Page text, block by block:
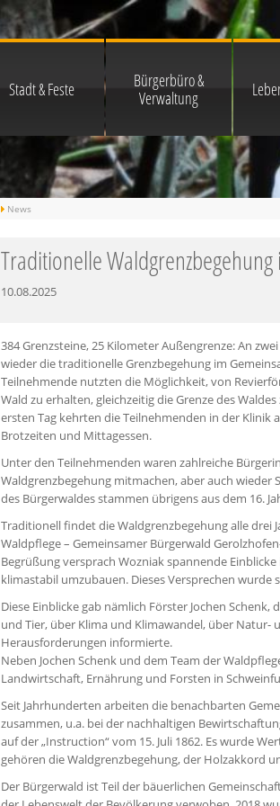
Stadt & Feste
Bürgerbüro &
Verwaltung
News
Traditionelle
10.08.2025
384 Grenzsteine, 25 Kilometer Außengrenze: An
wieder die traditionelle Grenzbegehung im
Teilnehmende nutzten die Möglichkeit, von
Wald zu erhalten, gleichzeitig die Grenze des
ersten Tag kehrten die Teilnehmenden in der
Brotzeiten und Mittagessen.
Unter den Teilnehmenden waren zahlreiche
Waldgrenzbegehung mitmachen, aber auch wieder
des Bürgerwaldes stammen übrigens aus dem 16.
Traditionell findet die Waldgrenzbegehung alle drei
Waldpflege – Gemeinsamer Bürgerwald
Begrüßung versprach Wozniak spannende
klimastabil umzubauen. Dieses Versprechen wurde
Diese Einblicke gab nämlich Förster Jochen
und Tier, über Klima und Klimawandel, über
Herausforderungen informierte.
Neben Jochen Schenk und dem Team der
Landwirtschaft, Ernährung und Forsten in
Seit Jahrhunderten arbeiten die benachbarten
zusammen, u.a. bei der nachhaltigen
auf der „Instruction“ vom 15. Juli 1862. Es wurde
gehören die Waldgrenzbegehung, der Holzakkord
Der Bürgerwald ist Teil der bäuerlichen